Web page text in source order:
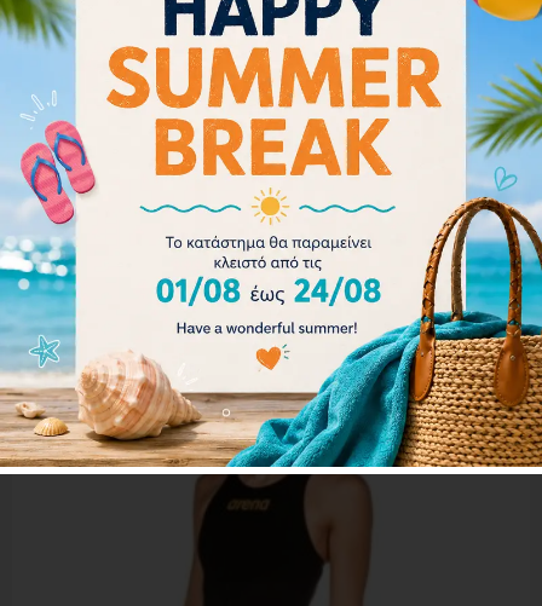
Arena Women’s Powerskin Carbon Glide Open
Back 003663-105
485.00€
436.50€
Επιλογή